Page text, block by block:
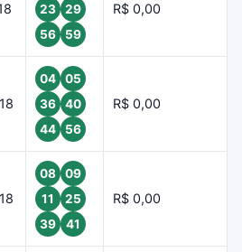
23
29
56
59
R$ 0,00
04
05
36
40
44
56
R$ 0,00
08
09
11
25
39
41
R$ 0,00